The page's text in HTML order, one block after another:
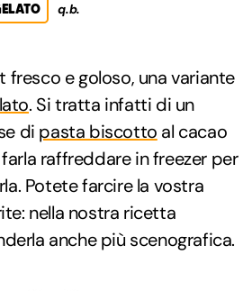
q.b.
fresco e goloso, una variante
. Si tratta infatti di un
di pasta biscotto al cacao
raffreddare in freezer per
Potete farcire la vostra
nella nostra ricetta
anche più scenografica.